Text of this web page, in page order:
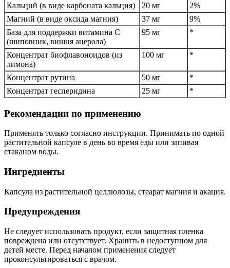
Кальций (в виде карбоната кальция)
20 мг
2%
Магний (в виде оксида магния)
37 мг
9%
База для поддержки витамина С
(шиповник, вишня ацерола)
95 мг *
Концентрат биофлавоноидов (из
лимона)
100 мг *
Концентрат рутина 50 мг
*
Концентрат гесперидина
25 мг *
Рекомендации по применению
Применять только согласно инструкции. Принимать по одной
растительной капсуле в день во время еды или запивая
стаканом воды.
Ингредиенты
Капсула из растительной целлюлозы, стеарат магния и акация.
Предупреждения
Не следует использовать продукт, если защитная пленка
повреждена или отсутствует. Хранить в недоступном для
детей месте. Перед началом применения следует
проконсультироваться с врачом.